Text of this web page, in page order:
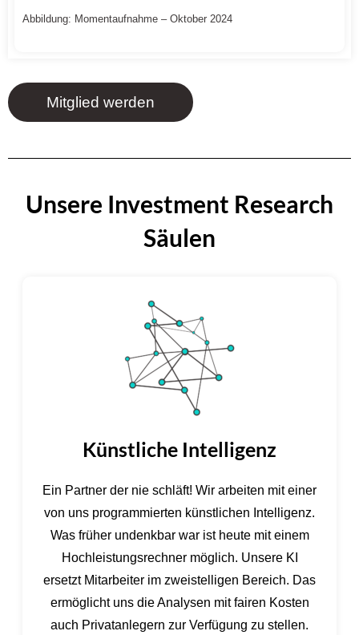
Abbildung: Momentaufnahme – Oktober 2024
Mitglied werden
Unsere Investment Research
Säulen
Künstliche Intelligenz
Ein Partner der nie schläft! Wir arbeiten mit einer
von uns programmierten künstlichen Intelligenz.
Was früher undenkbar war ist heute mit einem
Hochleistungsrechner möglich. Unsere KI
ersetzt Mitarbeiter im zweistelligen Bereich. Das
ermöglicht uns die Analysen mit fairen Kosten
auch Privatanlegern zur Verfügung zu stellen.